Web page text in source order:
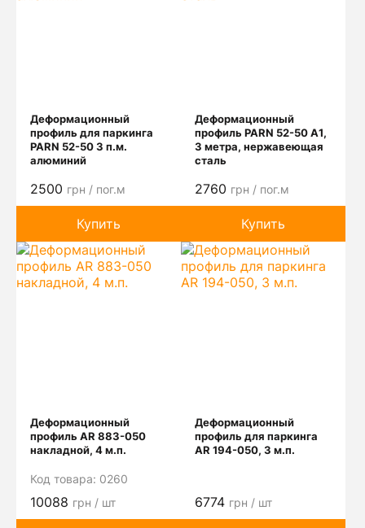
Деформационный
профиль для паркинга
PARN 52-50 3 п.м.
алюминий
2500 грн / пог.м
Купить
Деформационный
профиль PARN 52-50 А1,
3 метра, нержавеющая
сталь
2760 грн / пог.м
Купить
Деформационный
профиль AR 883-050
накладной, 4 м.п.
Код товара: 0260
10088 грн / шт
Деформационный
профиль для паркинга
AR 194-050, 3 м.п.
6774 грн / шт